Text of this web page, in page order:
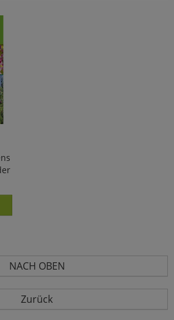
NACH OBEN
Zurück